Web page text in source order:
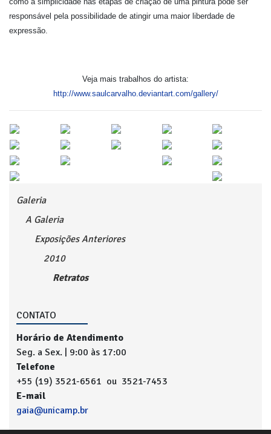
responsável pela possibilidade de atingir uma maior liberdade de
expressão.
Veja mais trabalhos do artista:
http://www.saulcarvalho.deviantart.com/gallery/
Galeria
A Galeria
Exposições Anteriores
2010
Retratos
CONTATO
Horário de Atendimento
Seg. a Sex. | 9:00 às 17:00
Telefone
+55 (19) 3521-6561 ou 3521-7453
E-mail
gaia@unicamp.br